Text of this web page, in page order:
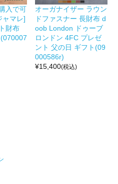
入で可
ャマレ]
財布
オーガナイザー ラウン
ドファスナー 長財布 d
oob London ドゥーブ
ロンドン 4FC プレゼ
ント 父の日 ギフト(09
000586r)
¥15,400(税込)